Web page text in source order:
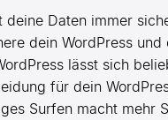
deine Daten immer
dein WordPress
lässt sich
für dein
Surfen macht mehr